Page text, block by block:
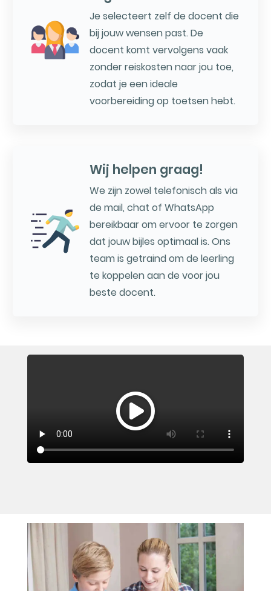
Je selecteert zelf de docent die
bij jouw wensen past. De
docent komt vervolgens vaak
zonder reiskosten naar jou toe,
zodat je een ideale
voorbereiding op toetsen hebt.
Wij helpen graag!
We zijn zowel telefonisch als via
de mail, chat of WhatsApp
bereikbaar om ervoor te zorgen
dat jouw bijles optimaal is. Ons
team is getraind om de leerling
te koppelen aan de voor jou
beste docent.